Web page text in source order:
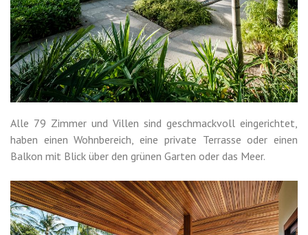
Alle 79 Zimmer und Villen sind geschmackvoll eingerichtet,
haben einen Wohnbereich, eine private Terrasse oder einen
Balkon mit Blick über den grünen Garten oder das Meer.